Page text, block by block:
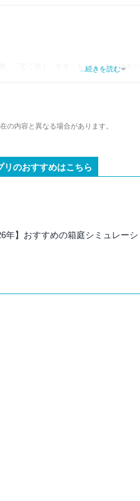
身。「広く深く」をモットーに、あらゆる
高く評価されている。現在は、アプリブ
...続きを読む
の内容と異なる場合があります。
リのおすすめはこちら
年】おすすめの箱庭シミュレー